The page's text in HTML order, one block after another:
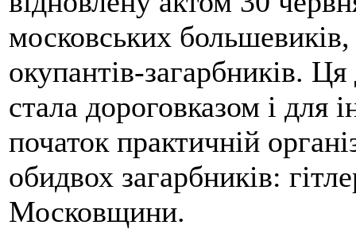
московських
окупантів-загарбників.
стала дороговказом і для
початок практичній
обидвох загарбників:
Московщини.